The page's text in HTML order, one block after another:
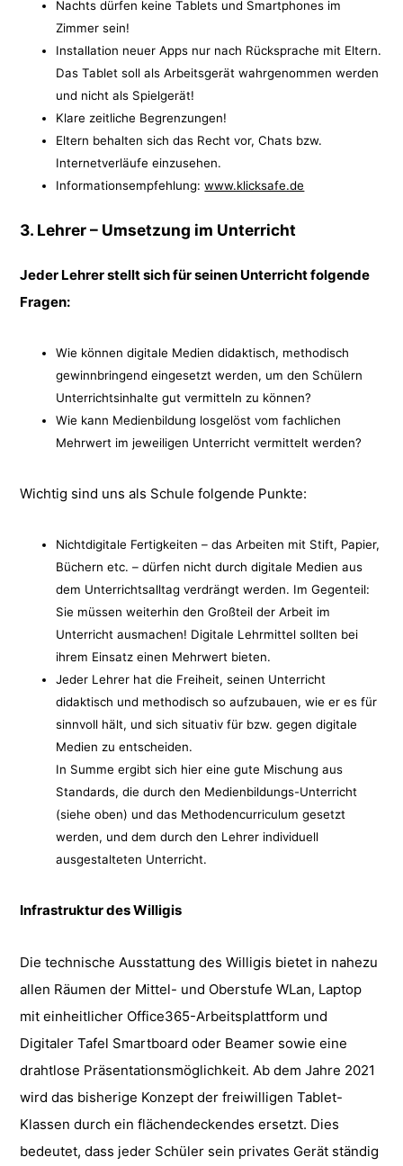
Nachts dürfen keine Tablets und Smartphones im
Zimmer sein!
Installation neuer Apps nur nach Rücksprache mit Eltern.
Das Tablet soll als Arbeitsgerät wahrgenommen werden
und nicht als Spielgerät!
Klare zeitliche Begrenzungen!
Eltern behalten sich das Recht vor, Chats bzw.
Internetverläufe einzusehen.
Informationsempfehlung:www.klicksafe.de
3. Lehrer – Umsetzung im Unterricht
Jeder Lehrer stellt sich für seinen Unterricht folgende
Fragen:
Wie können digitale Medien didaktisch, methodisch
gewinnbringend eingesetzt werden, um den Schülern
Unterrichtsinhalte gut vermitteln zu können?
Wie kann Medienbildung losgelöst vom fachlichen
Mehrwert im jeweiligen Unterricht vermittelt werden?
Wichtig sind uns als Schule folgende Punkte:
Nichtdigitale Fertigkeiten – das Arbeiten mit Stift, Papier,
Büchern etc. – dürfen nicht durch digitale Medien aus
dem Unterrichtsalltag verdrängt werden. Im Gegenteil:
Sie müssen weiterhin den Großteil der Arbeit im
Unterricht ausmachen! Digitale Lehrmittel sollten bei
ihrem Einsatz einen Mehrwert bieten.
Jeder Lehrer hat die Freiheit, seinen Unterricht
didaktisch und methodisch so aufzubauen, wie er es für
sinnvoll hält, und sich situativ für bzw. gegen digitale
Medien zu entscheiden.
In Summe ergibt sich hier eine gute Mischung aus
Standards, die durch den Medienbildungs-Unterricht
(siehe oben) und das Methodencurriculum gesetzt
werden, und dem durch den Lehrer individuell
ausgestalteten Unterricht.
Infrastruktur des Willigis
Die technische Ausstattung des Willigis bietet in nahezu
allen Räumen der Mittel- und Oberstufe WLan, Laptop
mit einheitlicher Office365-Arbeitsplattform und
Digitaler Tafel Smartboard oder Beamer sowie eine
drahtlose Präsentationsmöglichkeit. Ab dem Jahre 2021
wird das bisherige Konzept der freiwilligen Tablet-
Klassen durch ein flächendeckendes ersetzt. Dies
bedeutet, dass jeder Schüler sein privates Gerät ständig